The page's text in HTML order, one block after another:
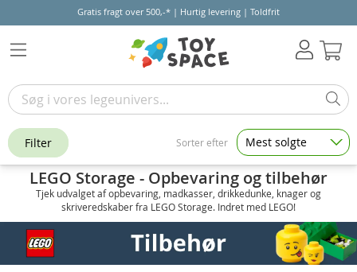
Gratis fragt over 500,-* | Hurtig levering | Toldfrit
LEGO Storage - Opbevaring og tilbehør
Tjek udvalget af opbevaring, madkasser, drikkedunke, knager og
skriveredskaber fra LEGO Storage. Indret med LEGO!
Filter Sorter efter Mest solgte